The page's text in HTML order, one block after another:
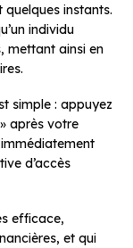
quelques instants.
individu
mettant ainsi en
simple : appuyez
après votre
d’accès
efficace,
et qui